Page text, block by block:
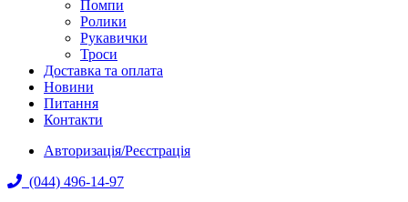
Помпи
Ролики
Рукавички
Троси
Доставка та оплата
Новини
Питання
Контакти
Авторизація/Реєстрація
(044) 496-14-97